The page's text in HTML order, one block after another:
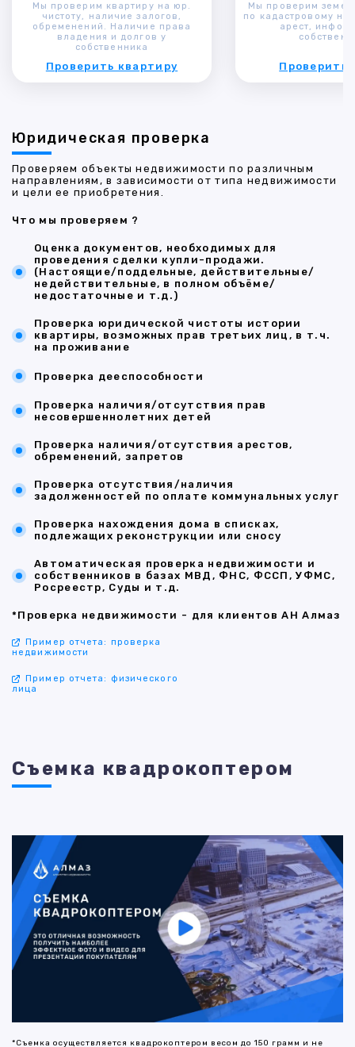
Мы проверим квартиру на юр.
чистоту, наличие залогов,
обременений. Наличие права
владения и долгов у
собственника
Проверить квартиру
Мы проверим
по кадастровому
арест,
Проверить
Юридическая проверка
Проверяем объекты недвижимости по различным
направлениям, в зависимости от типа недвижимости
и цели ее приобретения.
Что мы проверяем ?
Оценка документов, необходимых для
проведения сделки купли-продажи.
(Настоящие/поддельные, действительные/
недействительные, в полном объёме/
недостаточные и т.д.)
Проверка юридической чистоты истории
квартиры, возможных прав третьих лиц, в т.ч.
на проживание
Проверка дееспособности
Проверка наличия/отсутствия прав
несовершеннолетних детей
Проверка наличия/отсутствия арестов,
обременений, запретов
Проверка отсутствия/наличия
задолженностей по оплате коммунальных услуг
Проверка нахождения дома в списках,
подлежащих реконструкции или сносу
Автоматическая проверка недвижимости и
собственников в базах МВД, ФНС, ФССП, УФМС,
Росреестр, Суды и т.д.
*Проверка недвижимости - для клиентов АН Алмаз
Пример отчета: проверка
недвижимости
Пример отчета: физического
лица
Съемка квадрокоптером
*Съемка осуществляется квадрокоптером весом до 150 грамм и не